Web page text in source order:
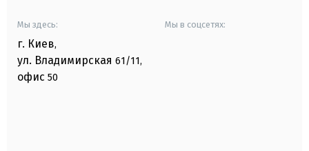
Мы здесь:
г. Киев,
ул. Владимирская 61/11,
офис 50
Мы в соцсетях: